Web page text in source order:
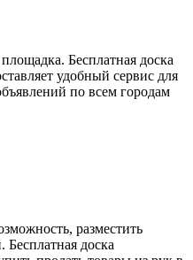
Бесплатная доска
удобный сервис для
по всем городам
разместить
Бесплатная доска